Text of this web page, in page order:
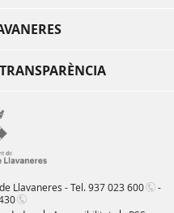
Llavaneres - Tel.937 023 600
-